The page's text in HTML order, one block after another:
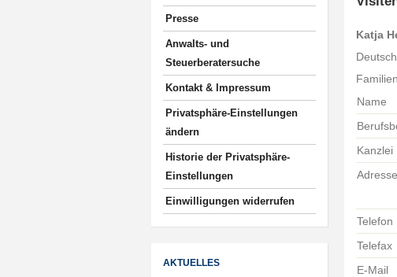
Presse
Anwalts- und
Steuerberatersuche
Kontakt & Impressum
Privatsphäre-Einstellungen
ändern
Historie der Privatsphäre-
Einstellungen
Einwilligungen widerrufen
AKTUELLES
Katja
Name
Kanzlei
Adresse
Telefon
Telefax
E-Mail